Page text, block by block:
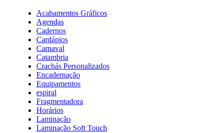
Acabamentos Gráficos
Agendas
Cadernos
Cardápios
Carnaval
Catambria
Crachás Personalizados
Encadernação
Equipamentos
espiral
Fragmentadora
Horários
Laminação
Laminação Soft Touch